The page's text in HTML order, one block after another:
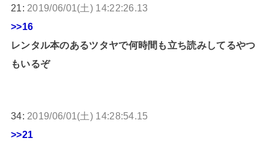
21: 2019/06/01(土) 14:22:26.13
>>16
レンタル本のあるツタヤで何時間も立ち読みしてるやつ
もいるぞ
34: 2019/06/01(土) 14:28:54.15
>>21